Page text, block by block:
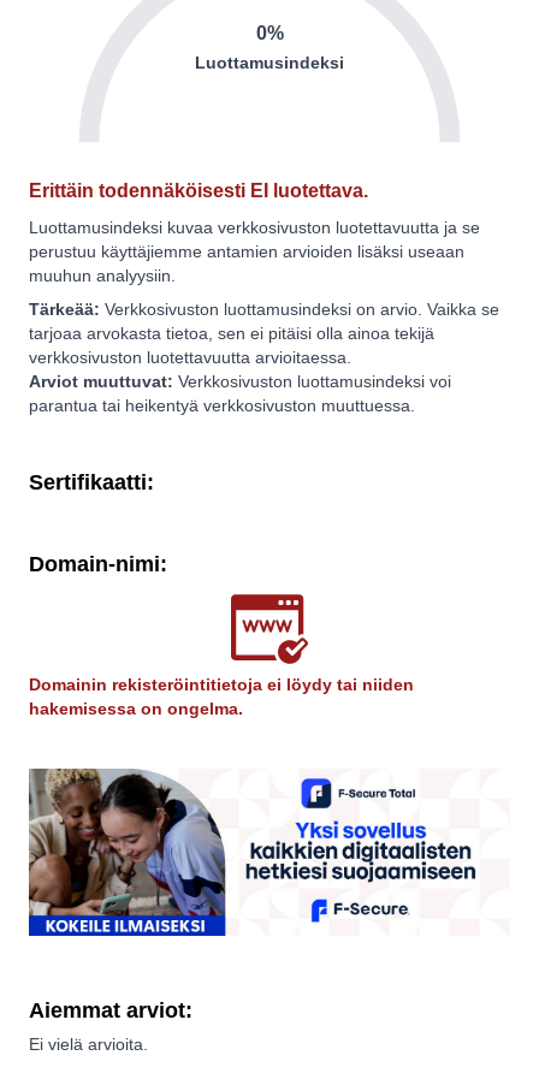
0%
Luottamusindeksi
Erittäin todennäköisesti EI luotettava.
Luottamusindeksi kuvaa verkkosivuston luotettavuutta ja se
perustuu käyttäjiemme antamien arvioiden lisäksi useaan
muuhun analyysiin.
Tärkeää: Verkkosivuston luottamusindeksi on arvio. Vaikka se
tarjoaa arvokasta tietoa, sen ei pitäisi olla ainoa tekijä
verkkosivuston luotettavuutta arvioitaessa.
Arviot muuttuvat: Verkkosivuston luottamusindeksi voi
parantua tai heikentyä verkkosivuston muuttuessa.
Sertifikaatti:
Domain-nimi:
Domainin rekisteröintitietoja ei löydy tai niiden
hakemisessa on ongelma.
Aiemmat arviot:
Ei vielä arvioita.